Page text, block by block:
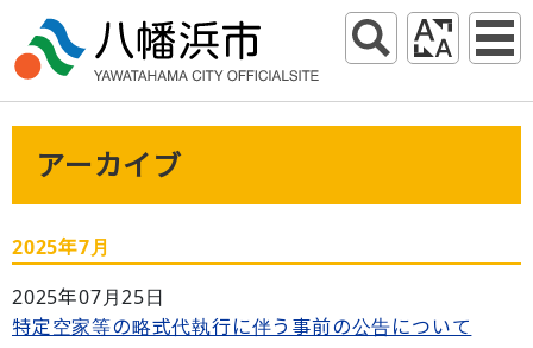
アーカイブ
2025年7月
2025年07月25日
特定空家等の略式代執行に伴う事前の公告について